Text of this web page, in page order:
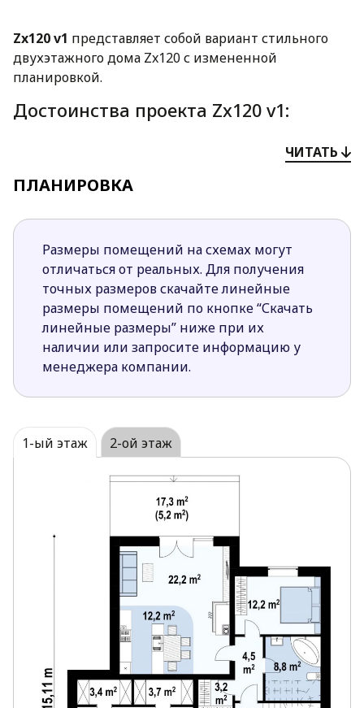
Zx120 v1 представляет собой вариант стильного
двухэтажного дома Zx120 с измененной
планировкой.
Достоинства проекта Zx120 v1:
Проект предусматривает наличие
достаточного количества кладовых, подсобных
помещений.
Дневная зона имеет открытый интерьер. Есть
возможность выйти на террасу со стороны
сада.
На первом этаже спроектировано 2
комфортабельные спальни.
на верхнем этаже 4 спальни и 2 ванных
комнаты (одна из них размещена в главной
террас на втором этаже.
Проект Zx120v1 – отличная идея для тех, кто ищет
современный, оригинальный. комфортный,
просторный и уютный дом с элегантным
оформлением фасадов. Проект создан для больших
семей. особенно удобен дом для семей, где есть
пожилые представители рода или маленькие
ЧИТАТЬ
ПЛАНИРОВКА
Размеры помещений на схемах могут
отличаться от реальных. Для получения
точных размеров скачайте линейные
размеры помещений по кнопке “Скачать
линейные размеры” ниже при их
наличии или запросите информацию у
менеджера компании.
1-ый этаж 2-ой этаж